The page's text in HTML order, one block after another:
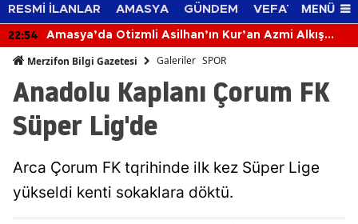
RESMİ İLANLAR AMASYA GÜNDEM VEFAT EDENLER
MENÜ
Amasya’da Otizmli Asilhan’ın Kur’an Azmi Alkış
Merzifon Bilgi Gazetesi Galeriler SPOR
Anadolu Kaplanı Çorum FK
Süper Lig'de
Arca Çorum FK tqrihinde ilk kez Süper Lige
yükseldi kenti sokaklara döktü.